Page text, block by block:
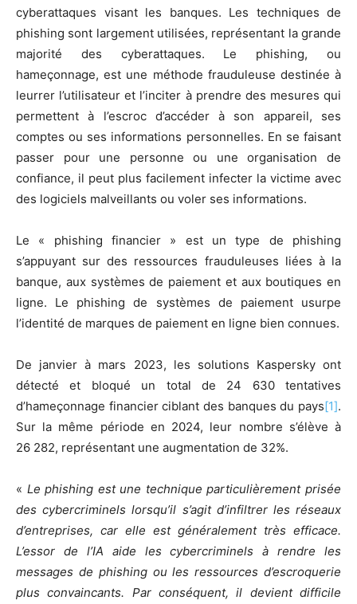
cyberattaques visant les banques. Les techniques de
phishing sont largement utilisées, représentant la grande
majorité des cyberattaques. Le phishing, ou
hameçonnage, est une méthode frauduleuse destinée à
leurrer l’utilisateur et l’inciter à prendre des mesures qui
permettent à l’escroc d’accéder à son appareil, ses
comptes ou ses informations personnelles. En se faisant
passer pour une personne ou une organisation de
confiance, il peut plus facilement infecter la victime avec
des logiciels malveillants ou voler ses informations.
Le « phishing financier » est un type de phishing
s’appuyant sur des ressources frauduleuses liées à la
banque, aux systèmes de paiement et aux boutiques en
ligne. Le phishing de systèmes de paiement usurpe
l’identité de marques de paiement en ligne bien connues.
De janvier à mars 2023, les solutions Kaspersky ont
détecté et bloqué un total de 24 630 tentatives
d’hameçonnage financier ciblant des banques du pays[1].
Sur la même période en 2024, leur nombre s’élève à
26 282, représentant une augmentation de 32%.
« Le phishing est une technique particulièrement prisée
des cybercriminels lorsqu’il s’agit d’infiltrer les réseaux
d’entreprises, car elle est généralement très efficace.
L’essor de l’IA aide les cybercriminels à rendre les
messages de phishing ou les ressources d’escroquerie
plus convaincants. Par conséquent, il devient difficile